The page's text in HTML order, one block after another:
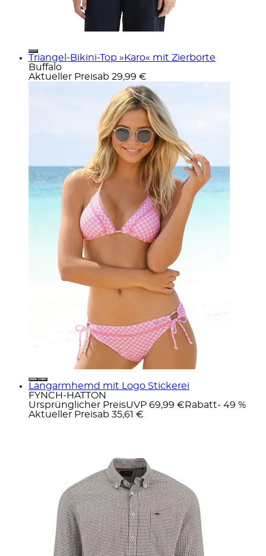
Triangel-Bikini-Top »Karo« mit Zierborte
Buffalo
Aktueller Preisab 29,99 €
Langarmhemd mit Logo Stickerei
FYNCH-HATTON
Ursprünglicher PreisUVP 69,99 € Rabatt- 49 %
Aktueller Preisab 35,61 €